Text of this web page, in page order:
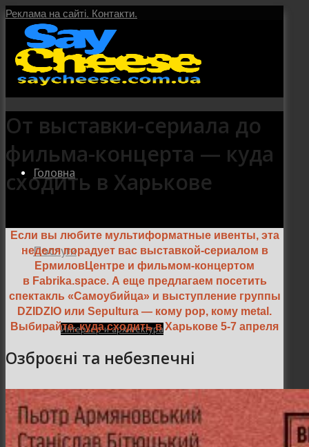
Реклама на сайті. Контакти.
Головна
Послуги
Интерьер и архитектура
Фотосессии и каталоги
От выставки-сериала до
фильма-концерта — куда
сходить в Харькове
Если вы любите мультиформатные ивенты, эта
неделя порадует вас выставкой-сериалом в
ЕрмиловЦентре и фильмом-концертом
в Fabrika.space. А еще предлагаем посетить
спектакль «Самоубийца» и выступление группы
DZIDZIO или Sepultura — кому pop, кому metal.
Выбирайте, куда сходить в Харькове 5-7 апреля
Озброєні та небезпечні